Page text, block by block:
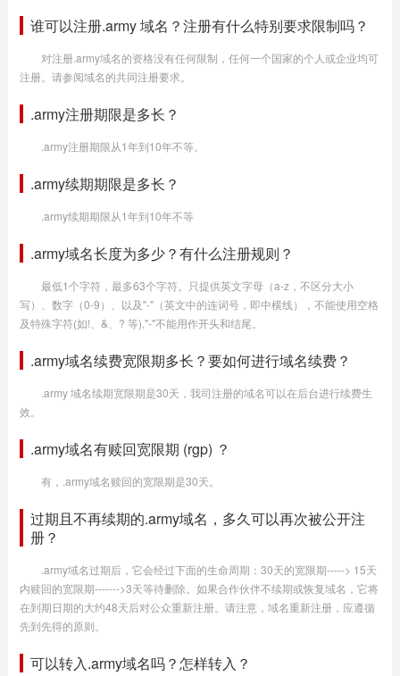
谁可以注册.army 域名？注册有什么特别要求限制吗？
对注册.army域名的资格没有任何限制，任何一个国家的个人或企业均可
注册。请参阅域名的共同注册要求。
.army注册期限是多长？
.army注册期限从1年到10年不等。
.army续期期限是多长？
.army续期期限从1年到10年不等
.army域名长度为多少？有什么注册规则？
最低1个字符，最多63个字符。只提供英文字母（a-z，不区分大小
写）、数字（0-9）、以及"-"（英文中的连词号，即中横线），不能使用空格
及特殊字符(如!、&、? 等),"-"不能用作开头和结尾。
.army域名续费宽限期多长？要如何进行域名续费？
.army 域名续期宽限期是30天，我司注册的域名可以在后台进行续费生
效。
.army域名有赎回宽限期 (rgp) ？
有，.army域名赎回的宽限期是30天。
过期且不再续期的.army域名，多久可以再次被公开注
册？
.army域名过期后，它会经过下面的生命周期：30天的宽限期-----> 15天
内赎回的宽限期------->3天等待删除。如果合作伙伴不续期或恢复域名，它将
在到期日期的大约48天后对公众重新注册。请注意，域名重新注册，应遵循
先到先得的原则。
可以转入.army域名吗？怎样转入？